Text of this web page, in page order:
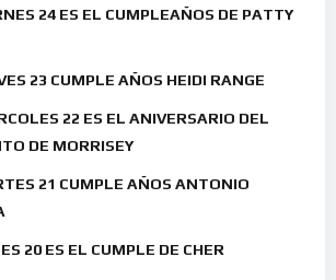
24 ES EL CUMPLEAÑOS DE PATTY
23 CUMPLE AÑOS HEIDI RANGE
22 ES EL ANIVERSARIO DEL
DE MORRISEY
21 CUMPLE AÑOS ANTONIO
20 ES EL CUMPLE DE CHER